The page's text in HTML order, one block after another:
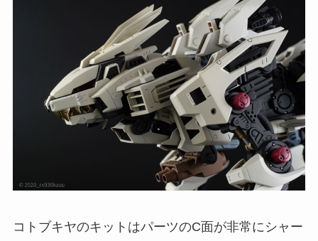
コトブキヤのキットはパーツのC面が非常にシャー